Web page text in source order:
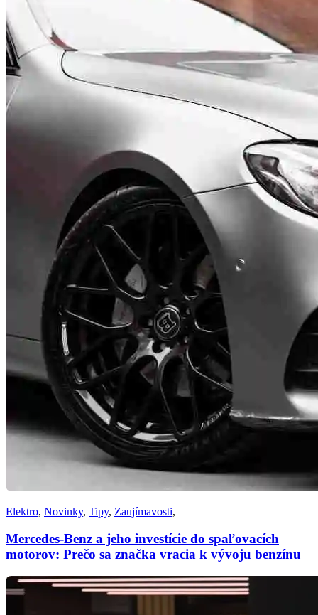
Elektro, Novinky, Tipy, Zaujímavosti,
Mercedes-Benz a jeho investície do spaľovacích
motorov: Prečo sa značka vracia k vývoju benzínu